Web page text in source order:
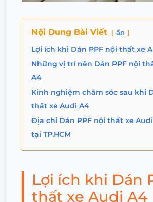
Nội Dung Bài Viết ẩn
Lợi ích khi Dán PPF nội thất xe
Những vị trí nên Dán PPF nội
A4
Kinh nghiệm chăm sóc sau khi
thất xe Audi A4
Địa chỉ Dán PPF nội thất xe
tại TP.HCM
Lợi ích khi Dán
thất xe Audi A4